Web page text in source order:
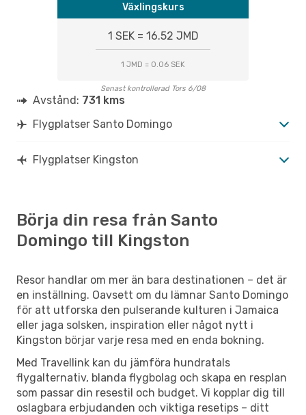
Växlingskurs
1 SEK = 16.52 JMD
1 JMD = 0.06 SEK
Senast kontrollerad Tors 6/08
Avstånd: 731 kms
Flygplatser Santo Domingo
Flygplatser Kingston
Börja din resa från Santo
Domingo till Kingston
Resor handlar om mer än bara destinationen – det är
en inställning. Oavsett om du lämnar Santo Domingo
för att utforska den pulserande kulturen i Jamaica
eller jaga solsken, inspiration eller något nytt i
Kingston börjar varje resa med en enda bokning.
Med Travellink kan du jämföra hundratals
flygalternativ, blanda flygbolag och skapa en resplan
som passar din resestil och budget. Vi kopplar dig till
oslagbara erbjudanden och viktiga resetips – ditt